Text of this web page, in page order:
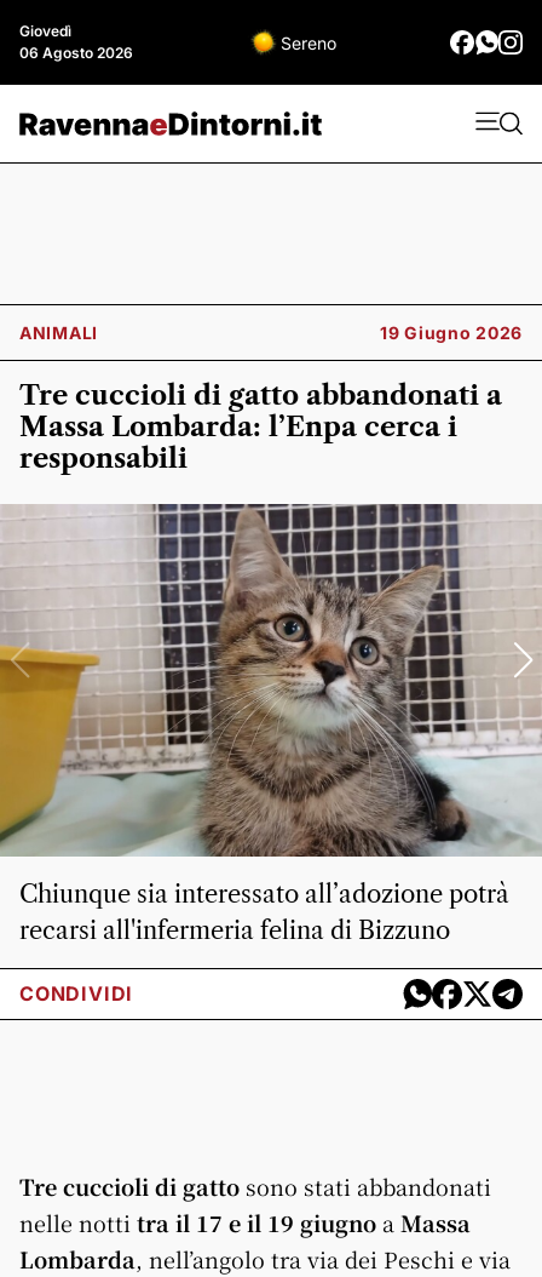
Giovedì
06 Agosto 2026
Sereno
ANIMALI 19 Giugno 2026
Tre cuccioli di gatto abbandonati a
Massa Lombarda: l’Enpa cerca i
responsabili
Chiunque sia interessato all’adozione potrà
recarsi all'infermeria felina di Bizzuno
CONDIVIDI
Tre cuccioli di gatto sono stati abbandonati
nelle notti tra il 17 e il 19 giugno a Massa
Lombarda, nell’angolo tra via dei Peschi e via